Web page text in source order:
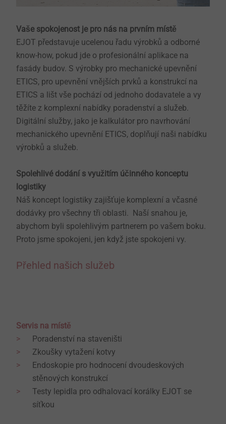
Vaše spokojenost je pro nás na prvním místě ​​​​​​
EJOT představuje ucelenou řadu výrobků a odborné
know-how, pokud jde o profesionální aplikace na
fasády budov. S výrobky pro mechanické upevnění
ETICS, pro upevnění vnějších prvků a konstrukcí na
ETICS a lišt vše pochází od jednoho dodavatele a vy
těžíte z komplexní nabídky poradenství a služeb.
Digitální služby, jako je kalkulátor pro navrhování
mechanického upevnění ETICS, doplňují naši nabídku
výrobků a služeb.
Spolehlivé dodání s využitím účinného konceptu
logistiky ​​​​
Náš koncept logistiky zajišťuje komplexní a včasné
dodávky pro všechny tři oblasti. Naší snahou je,
abychom byli spolehlivým partnerem po vašem boku.
Proto jsme spokojeni, jen když jste spokojeni vy.
Přehled našich služeb
Servis na místě
Poradenství na staveništi
Zkoušky vytažení kotvy
Endoskopie pro hodnocení dvoudeskových
stěnových konstrukcí
Testy lepidla pro odhalovací korálky EJOT se
síťkou